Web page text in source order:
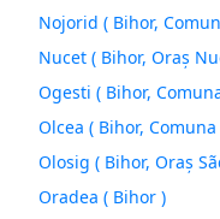
Nojorid ( Bihor,
Nucet ( Bihor, Oraş
Ogesti ( Bihor,
Olcea ( Bihor,
Olosig ( Bihor, Oraş
Oradea ( Bihor )